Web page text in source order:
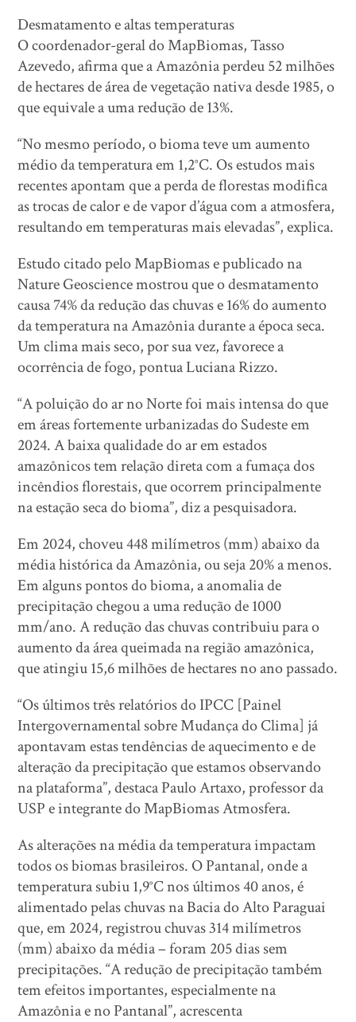
Desmatamento e altas temperaturas
O coordenador-geral do MapBiomas, Tasso
Azevedo, afirma que a Amazônia perdeu 52 milhões
de hectares de área de vegetação nativa desde 1985, o
que equivale a uma redução de 13%.
“No mesmo período, o bioma teve um aumento
médio da temperatura em 1,2°C. Os estudos mais
recentes apontam que a perda de florestas modifica
as trocas de calor e de vapor d’água com a atmosfera,
resultando em temperaturas mais elevadas”, explica.
Estudo citado pelo MapBiomas e publicado na
Nature Geoscience mostrou que o desmatamento
causa 74% da redução das chuvas e 16% do aumento
da temperatura na Amazônia durante a época seca.
Um clima mais seco, por sua vez, favorece a
ocorrência de fogo, pontua Luciana Rizzo.
“A poluição do ar no Norte foi mais intensa do que
em áreas fortemente urbanizadas do Sudeste em
2024. A baixa qualidade do ar em estados
amazônicos tem relação direta com a fumaça dos
incêndios florestais, que ocorrem principalmente
na estação seca do bioma”, diz a pesquisadora.
Em 2024, choveu 448 milímetros (mm) abaixo da
média histórica da Amazônia, ou seja 20% a menos.
Em alguns pontos do bioma, a anomalia de
precipitação chegou a uma redução de 1000
mm/ano. A redução das chuvas contribuiu para o
aumento da área queimada na região amazônica,
que atingiu 15,6 milhões de hectares no ano passado.
“Os últimos três relatórios do IPCC [Painel
Intergovernamental sobre Mudança do Clima] já
apontavam estas tendências de aquecimento e de
alteração da precipitação que estamos observando
na plataforma”, destaca Paulo Artaxo, professor da
USP e integrante do MapBiomas Atmosfera.
As alterações na média da temperatura impactam
todos os biomas brasileiros. O Pantanal, onde a
temperatura subiu 1,9°C nos últimos 40 anos, é
alimentado pelas chuvas na Bacia do Alto Paraguai
que, em 2024, registrou chuvas 314 milímetros
(mm) abaixo da média – foram 205 dias sem
precipitações. “A redução de precipitação também
tem efeitos importantes, especialmente na
Amazônia e no Pantanal”, acrescenta